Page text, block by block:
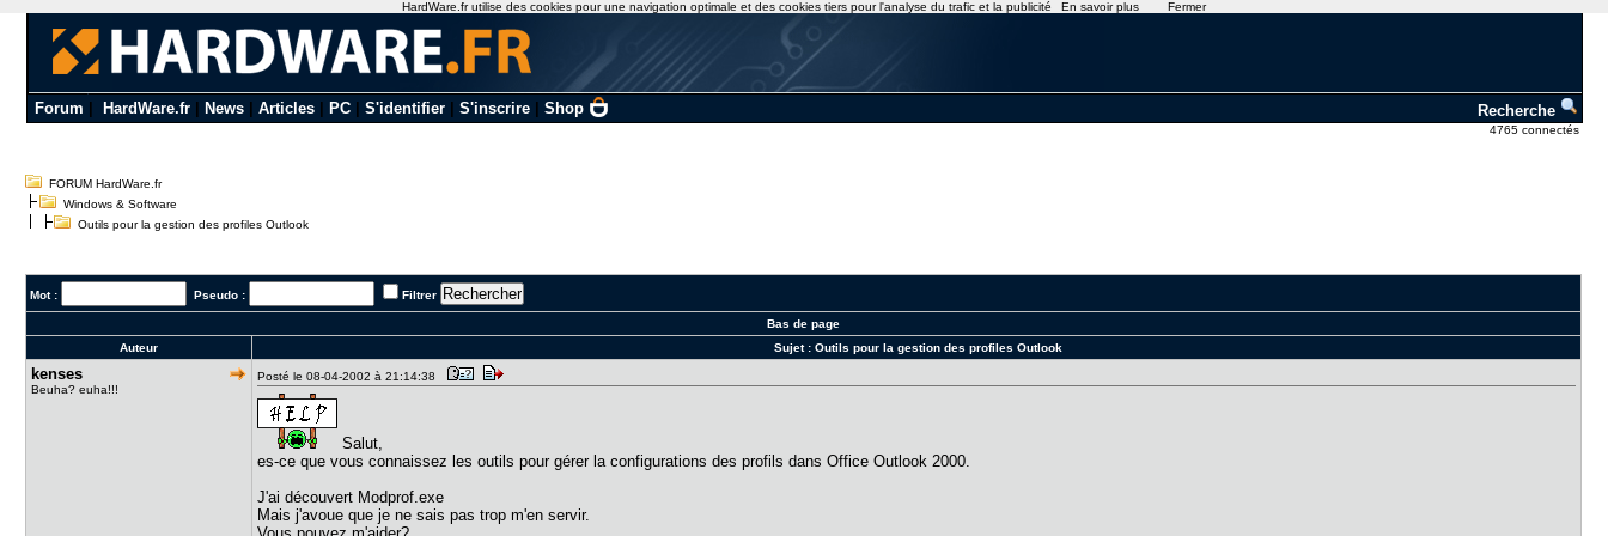
Forum HardWare.fr| News| Articles| PC| S'identifier| S'inscrire| Shop Recherche
4765 connectés
FORUM HardWare.fr
Windows & Software
Outils pour la gestion des profiles Outlook
Mot : Pseudo : Filtrer
Bas de page
Auteur
Sujet :Outils pour la gestion des profiles Outlook
kenses
Beuha? euha!!!
Posté le 08-04-2002 à 21:14:38
Salut,
es-ce que vous connaissez les outils pour gérer la configurations des profils dans Office Outlook 2000.
J'ai découvert Modprof.exe
Mais j'avoue que je ne sais pas trop m'en servir.
HardWare.fr utilise des cookies pour une navigation optimale et des cookies tiers pour l'analyse du trafic et la publicité En savoir plus Fermer